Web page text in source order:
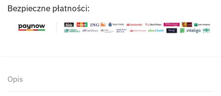
Bezpieczne płatności:
Opis